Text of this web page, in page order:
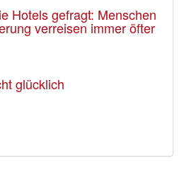
Hotels gefragt: Menschen
verreisen immer öfter
glücklich